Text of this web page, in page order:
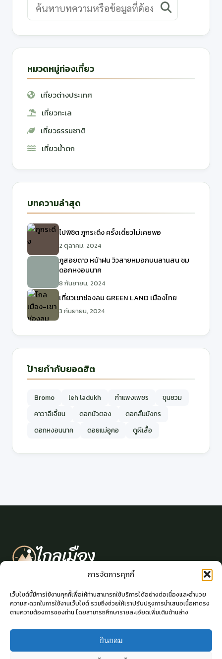
การจัดการคุกกี้
เว็บไซต์นี้มีการใช้งานคุกกี้เพื่อให้ท่านสามารถใช้บริการได้อย่างต่อเนื่องและอำนวย
ความสะดวกในการใช้งานเว็บไซต์ รวมถึงช่วยให้เราปรับปรุงการนำเสนอเนื้อหาตรง
ตามความต้องการของท่าน โดยสามารถศึกษารายละเอียดเพิ่มเติมด้านล่าง
ยินยอม
หมวดหมู่ท่องเที่ยว
เที่ยวต่างประเทศ
เที่ยวทะเล
เที่ยวธรรมชาติ
เที่ยวน้ำตก
บทความล่าสุด
ไปพิชิต ภูกระดึง ครั้งเดี่ยวไม่เคยพอ
2 ตุลาคม, 2024
ภูสอยดาว หน้าฝน วิวสายหมอกบนลานสน ชม
ดอกหงอนนาค
8 กันยายน, 2024
เที่ยวเขาช่องลม GREEN LAND เมืองไทย
3 กันยายน, 2024
ป้ายกำกับยอดฮิต
Bromo leh ladukh กำแพงเพชร
ขุนยวม
คาวาอีเจี้ยน
ดอกบัวตอง
ดอกลิ้นมังกร
ดอกหงอนนาค
ดอยแม่อูคอ ดูผีเสื้อ
ไกลเมือง
klaimueang.official@gmail.com